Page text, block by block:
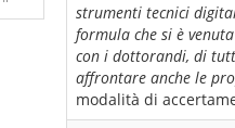
strumenti tecnici
formula che si è
con i dottorandi, di
affrontare anche le
modalità di